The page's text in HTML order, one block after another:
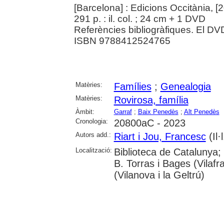
[Barcelona] : Edicions Occitània,
291 p. : il. col. ; 24 cm + 1 DVD
Referències bibliogràfiques. El
ISBN 9788412524765
Matèries: Famílies; Genealogia
Matèries: Rovirosa, família
Àmbit: Garraf; Baix Penedès ; Alt Penedès
Cronologia:
20800aC - 2023
Autors add.: Riart i Jou, Francesc
Localització: Biblioteca de
B. Torras i Bages
(Vilanova i la Geltrú)